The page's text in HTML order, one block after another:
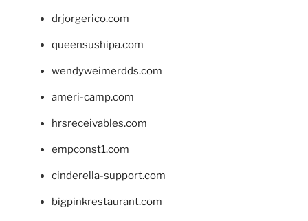
drjorgerico.com
queensushipa.com
wendyweimerdds.com
ameri-camp.com
hrsreceivables.com
empconst1.com
cinderella-support.com
bigpinkrestaurant.com